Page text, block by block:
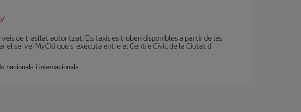
de trasllat autoritzat. Els taxis es troben disponibles a partir de les
servei MyCiti que s' executa entre el Centre Cívic de la Ciutat d'
nacionals i internacionals.